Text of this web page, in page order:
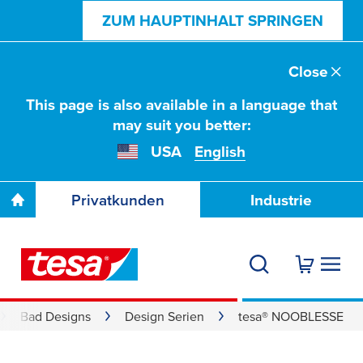
ZUM HAUPTINHALT SPRINGEN
This page is also available in a language that
may suit you better:
USA
English
Close
Privatkunden Industrie
Bad Designs Design Serien tesa® NOOBLESSE